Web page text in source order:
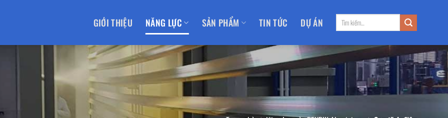
GIỚI THIỆU NĂNG LỰC SẢN PHẨM TIN TỨC DỰ ÁN
kiếm: